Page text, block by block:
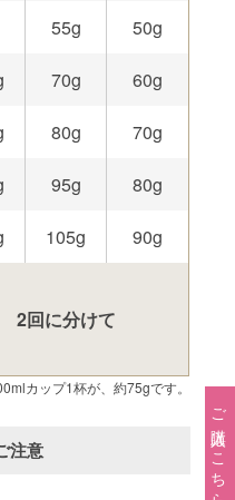
ご購入はこちら→
55g 50g
70g 60g
80g 70g
95g 80g
105g 90g
2回に分けて
カップ1杯が、約75gです。
注意